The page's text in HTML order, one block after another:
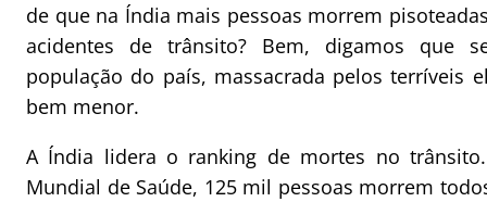
de que na Índia mais pessoas morrem
acidentes de trânsito? Bem, digamos que
população do país, massacrada pelos terríveis
bem menor.
A Índia lidera o ranking de mortes no trânsito.
Mundial de Saúde, 125 mil pessoas morrem